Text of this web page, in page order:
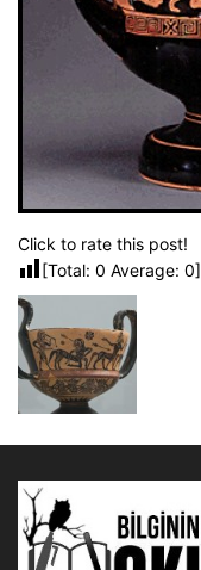
Click to rate this post!
[Total: 0 Average: 0]